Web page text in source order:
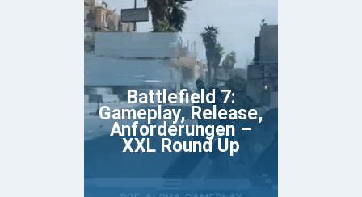
Battlefield 7:
Gameplay, Release,
Anforderungen –
XXL Round Up